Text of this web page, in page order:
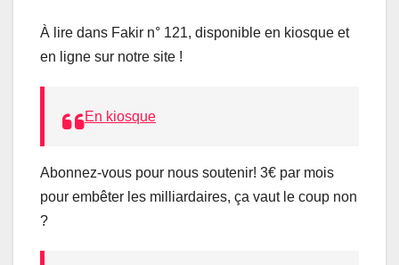
À lire dans Fakir n° 121, disponible en kiosque et
en ligne sur notre site !
En kiosque
Abonnez-vous pour nous soutenir! 3€ par mois
pour embêter les milliardaires, ça vaut le coup non
?